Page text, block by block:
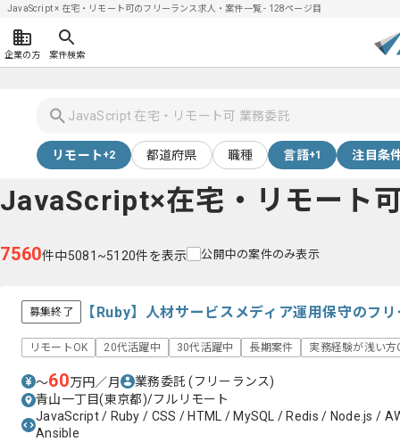
JavaScript × 在宅・リモート可のフリーランス求人・案件一覧 - 128ページ目
企業の方 案件検索
リモート+2 都道府県 職種 言語+1 注目条
JavaScript×在宅・リモート
7560件中5081~5120件を表示 公開中の案件のみ表示
募集終了 【Ruby】人材サービスメディア運用保守のフ
リモートOK 20代活躍中 30代活躍中 長期案件 実務経験が浅い方
〜60万円／月 業務委託(フリーランス)
青山一丁目(東京都)/フルリモート
JavaScript / Ruby / CSS / HTML / MySQL / Redis / Node.js /
Ansible